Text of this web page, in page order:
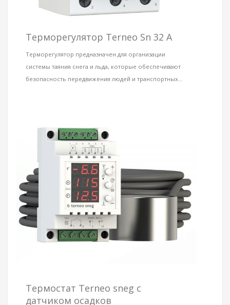
Терморегулятор Terneo Sn 32 А
Терморегулятор предназначен для организации
системы таяния снега и льда, которые обеспечивают
безопасность передвижения людей и транспортных...
Термостат Terneo sneg c
датчиком осадков